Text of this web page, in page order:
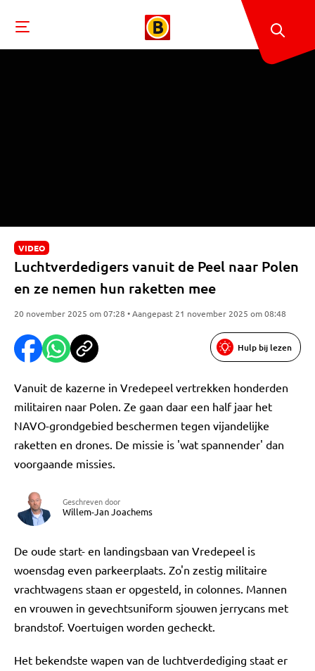
VIDEO
Luchtverdedigers vanuit de Peel naar Polen
en ze nemen hun raketten mee
20 november 2025 om 07:28 • Aangepast 21 november 2025 om 08:48
Hulp bij lezen
Vanuit de kazerne in Vredepeel vertrekken honderden
militairen naar Polen. Ze gaan daar een half jaar het
NAVO-grondgebied beschermen tegen vijandelijke
raketten en drones. De missie is 'wat spannender' dan
voorgaande missies.
Geschreven door
Willem-Jan Joachems
De oude start- en landingsbaan van Vredepeel is
woensdag even parkeerplaats. Zo'n zestig militaire
vrachtwagens staan er opgesteld, in colonnes. Mannen
en vrouwen in gevechtsuniform sjouwen jerrycans met
brandstof. Voertuigen worden gecheckt.
Het bekendste wapen van de luchtverdediging staat er